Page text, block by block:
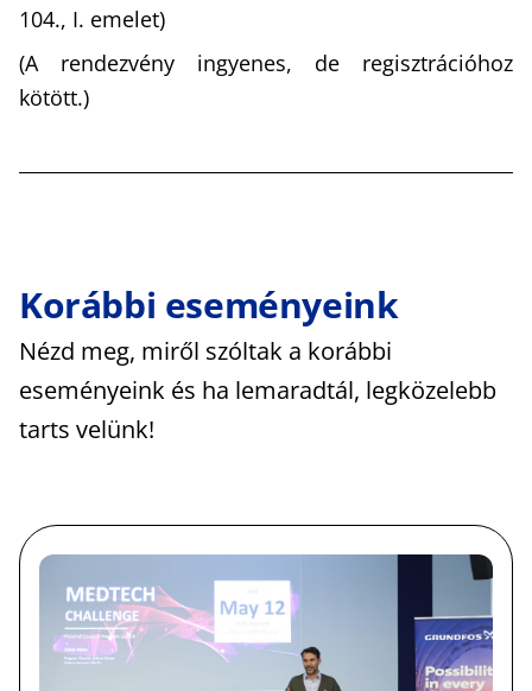
104., I. emelet)
(A rendezvény ingyenes, de regisztrációhoz
kötött.)
Korábbi eseményeink
Nézd meg, miről szóltak a korábbi
eseményeink és ha lemaradtál, legközelebb
tarts velünk!